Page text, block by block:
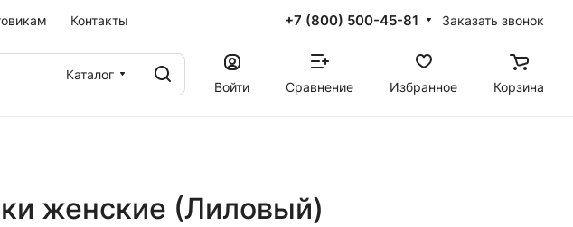
Контакты +7 (800) 500-45-81 Заказать звонок
Каталог
Войти
Сравнение Избранное Корзина
женские (Лиловый)